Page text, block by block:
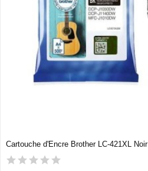
Cartouche d'Encre Brother LC-421XL Noir